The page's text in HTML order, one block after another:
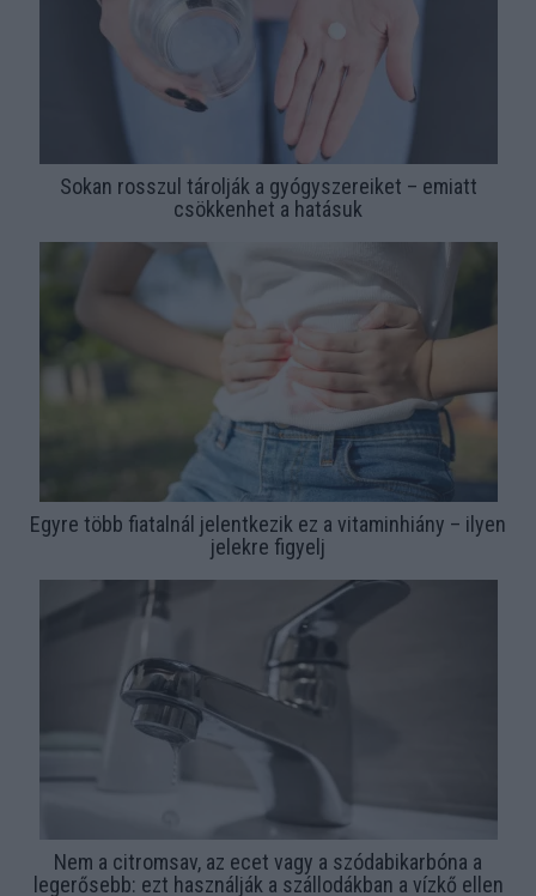
Sokan rosszul tárolják a gyógyszereiket – emiatt
csökkenhet a hatásuk
Egyre több fiatalnál jelentkezik ez a vitaminhiány – ilyen
jelekre figyelj
Nem a citromsav, az ecet vagy a szódabikarbóna a
legerősebb: ezt használják a szállodákban a vízkő ellen